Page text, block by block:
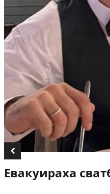
Евакуираха